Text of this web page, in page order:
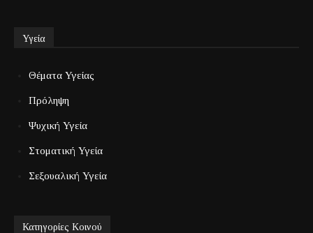
Υγεία
Θέματα Υγείας
Πρόληψη
Ψυχική Υγεία
Στοματική Υγεία
Σεξουαλική Υγεία
Κατηγορίες Κοινού